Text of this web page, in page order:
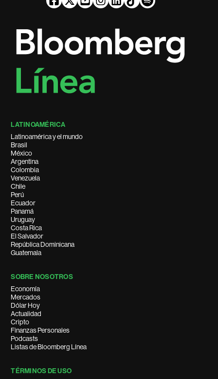
LATINOAMÉRICA
Latinoamérica y el mundo
Brasil
México
Argentina
Colombia
Venezuela
Chile
Perú
Ecuador
Panamá
Uruguay
Costa Rica
El Salvador
República Dominicana
Guatemala
SOBRE NOSOTROS
Economía
Mercados
Dólar Hoy
Actualidad
Cripto
Finanzas Personales
Podcasts
Listas de Bloomberg Línea
TÉRMINOS DE USO